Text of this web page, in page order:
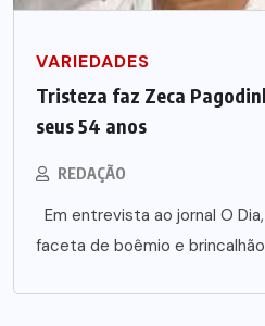
VARIEDADES
Tristeza faz Zeca
seus 54 anos
REDAÇÃO
Em entrevista ao jornal O
faceta de boêmio e